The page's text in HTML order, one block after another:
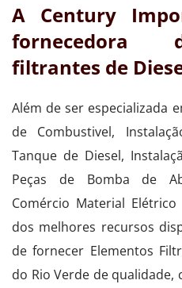
A Century
fornecedora
filtrantes de
Além de ser especializada
de Combustivel,
Tanque de Diesel,
Peças de Bomba de
Comércio Material
dos melhores recursos
de fornecer Elementos
do Rio Verde de